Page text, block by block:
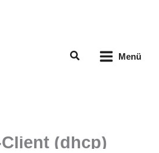
Suchen Menü
Client (dhcp)